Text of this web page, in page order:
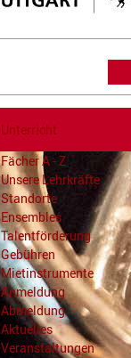
Unterricht
Fächer A - Z
Unsere Lehrkräfte
Standorte
Ensembles
Talentförderung
Gebühren
Mietinstrumente
Anmeldung
Abmeldung
Aktuelles
Veranstaltungen